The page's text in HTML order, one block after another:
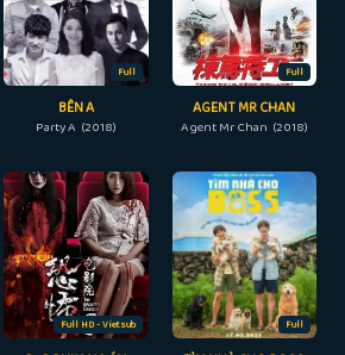
Full
BÊN A
Party A (2018)
Full
AGENT MR CHAN
Agent Mr Chan (2018)
Full HD - Vietsub Full